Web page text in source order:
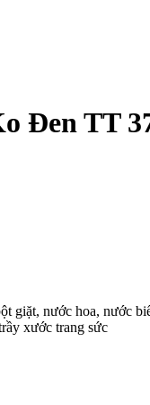
Đen TT
giặt, nước hoa, nước
xước trang sức